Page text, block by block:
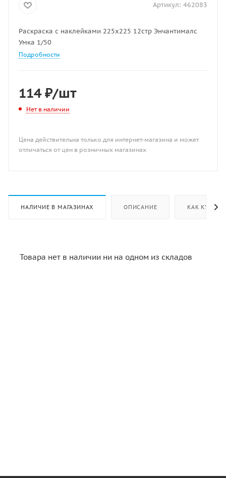
Артикул: 462083
Раскраска с наклейками 225х225 12стр Энчантималс
Умка 1/50
Подробности
114₽/шт
Нет в наличии
Цена действительна только для интернет-магазина и может
отличаться от цен в розничных магазинах
НАЛИЧИЕ В МАГАЗИНАХ ОПИСАНИЕ КАК КУПИТЬ
Товара нет в наличии ни на одном из складов